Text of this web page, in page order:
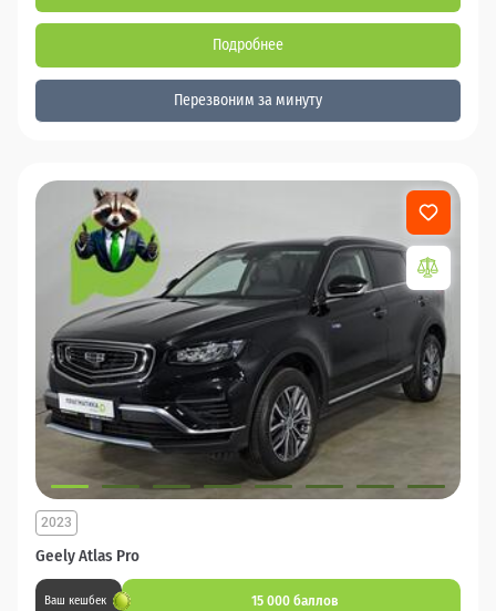
Подробнее
Перезвоним за минуту
Geely Atlas Pro
2023
Ваш кешбек 15 000 баллов